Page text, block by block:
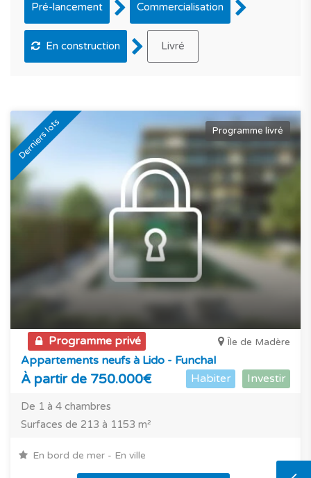
Pré-lancement Commercialisation
En construction Livré
Derniers lots Programme livré
Programme privé Île de Madère
Appartements neufs à Lido - Funchal
À partir de 750.000€ Habiter Investir
De 1 à 4 chambres
Surfaces de 213 à 1153 m²
En bord de mer - En ville